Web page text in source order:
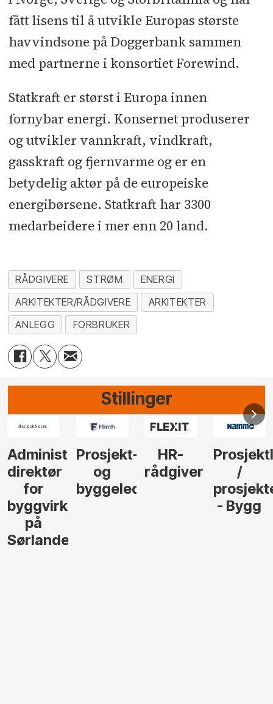
fått lisens til å utvikle Europas største
havvindsone på Doggerbank sammen
med partnerne i konsortiet Forewind.
Statkraft er størst i Europa innen
fornybar energi. Konsernet produserer
og utvikler vannkraft, vindkraft,
gasskraft og fjernvarme og er en
betydelig aktør på de europeiske
energibørsene. Statkraft har 3300
medarbeidere i mer enn 20 land.
RÅDGIVERE STRØM
ENERGI
ARKITEKTER/RÅDGIVERE
ARKITEKTER
ANLEGG
FORBRUKER
Stillinger
HR-
rådgiver
Prosjektleder
/
prosjekteringsleder
Vi
behøver
elektrofagfolk
Anlegg
søker
Elektro